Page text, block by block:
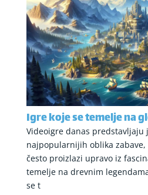
Igre koje se temelje na
Videoigre danas predstavljaju
najpopularnijih oblika
često proizlazi upravo iz
temelje na drevnim
se t